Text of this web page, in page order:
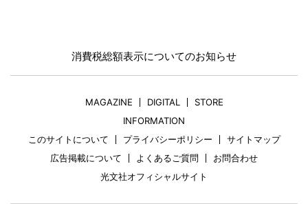
消費税総額表示についてのお知らせ
MAGAZINE DIGITAL
STORE
INFORMATION
このサイトについて
プライバシーポリシー
サイトマップ
広告掲載について
よくあるご質問
お問合わせ
光文社オフィシャルサイト